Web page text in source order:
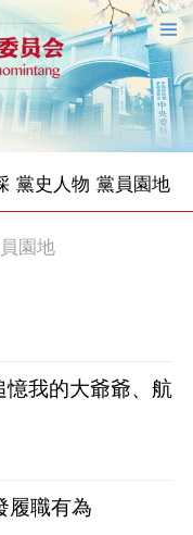
黨史人物 黨員園地
園地
我的大爺爺、航
履職有為